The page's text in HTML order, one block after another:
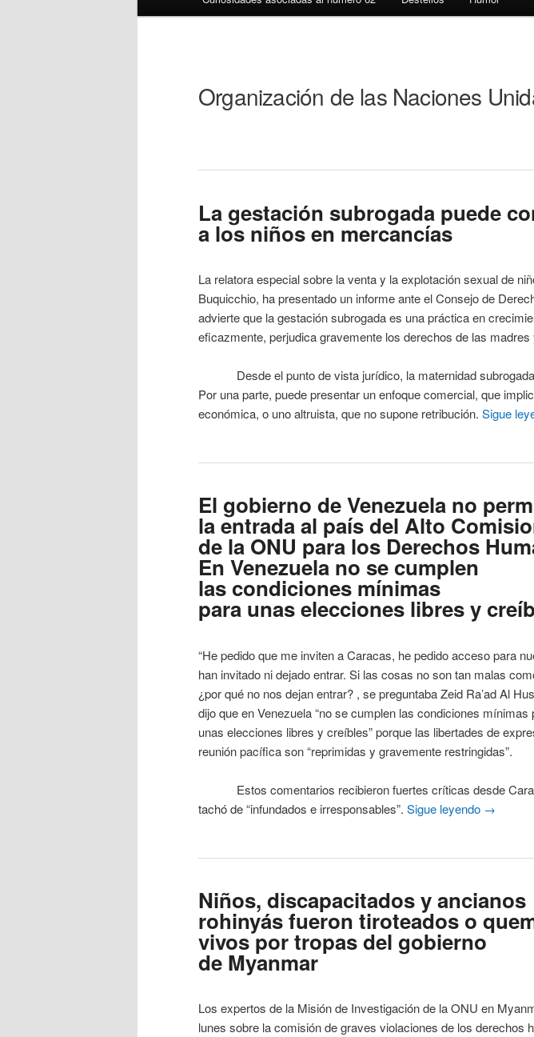
Organización de las Naciones
La gestación subrogada puede
a los niños en mercancías
La relatora especial sobre la venta y la explotación sexual de
Buquicchio, ha presentado un informe ante el Consejo de
advierte que la gestación subrogada es una práctica en
eficazmente, perjudica gravemente los derechos de las madres
Desde el punto de vista jurídico, la maternidad subrogada
Por una parte, puede presentar un enfoque comercial, que
económica, o uno altruista, que no supone retribución. Sigue
El gobierno de Venezuela no
la entrada al país del Alto
de la ONU para los Derechos
En Venezuela no se cumplen
las condiciones mínimas
para unas elecciones libres y
“He pedido que me inviten a Caracas, he pedido acceso para
han invitado ni dejado entrar. Si las cosas no son tan malas
¿por qué no nos dejan entrar? , se preguntaba Zeid Ra’ad Al
dijo que en Venezuela “no se cumplen las condiciones mínimas
unas elecciones libres y creíbles” porque las libertades de
reunión pacífica son “reprimidas y gravemente restringidas”.
Estos comentarios recibieron fuertes críticas desde
tachó de “infundados e irresponsables”. Sigue leyendo →
Niños, discapacitados y ancianos
rohinyás fueron tiroteados o
vivos por tropas del gobierno
de Myanmar
Los expertos de la Misión de Investigación de la ONU en
lunes sobre la comisión de graves violaciones de los derechos